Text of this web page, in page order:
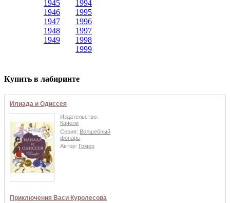
1945
1946
1947
1948
1949
1994
1995
1996
1997
1998
1999
Купить в лабиринте
Илиада и Одиссея
Издательство:
Качели
Серия: Волшебный
фонарь
Автор: Гомер
Приключения Васи Куролесова